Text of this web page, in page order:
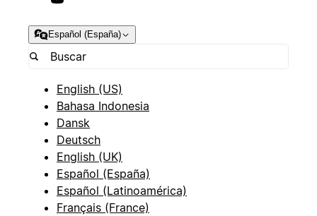
Español (España)
English (US)
Bahasa Indonesia
Dansk
Deutsch
English (UK)
Español (España)
Español (Latinoamérica)
Français (France)